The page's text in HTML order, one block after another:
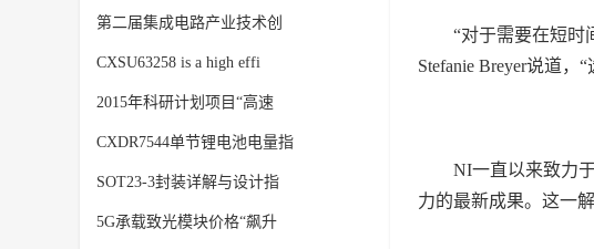
第二届集成电路产业技术创
CXSU63258 is a high effi
2015年科研计划项目“高速
CXDR7544单节锂电池电量指
SOT23-3封装详解与设计指
5G承载致光模块价格“飙升
“对于需要在短时
Stefanie Breyer说道
NI一直以来致力
力的最新成果。这一